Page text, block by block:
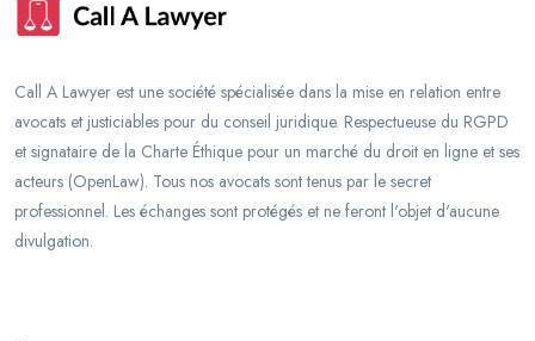
Call A Lawyer est une société spécialisée dans la mise en relation entre
avocats et justiciables pour du conseil juridique. Respectueuse du RGPD
et signataire de la Charte Éthique pour un marché du droit en ligne et ses
acteurs (OpenLaw). Tous nos avocats sont tenus par le secret
professionnel. Les échanges sont protégés et ne feront l'objet d'aucune
divulgation.